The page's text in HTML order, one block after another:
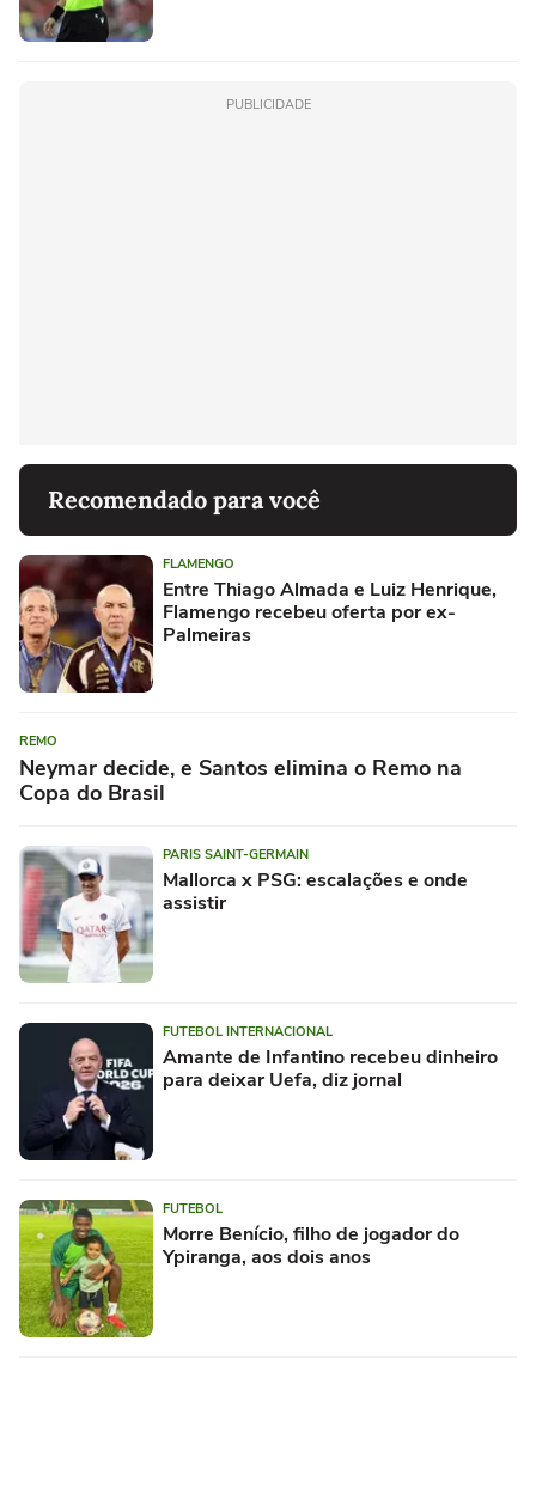
PUBLICIDADE
Recomendado para você
FLAMENGO
Entre Thiago Almada e Luiz Henrique,
Flamengo recebeu oferta por ex-
Palmeiras
REMO
Neymar decide, e Santos elimina o Remo na
Copa do Brasil
PARIS SAINT-GERMAIN
Mallorca x PSG: escalações e onde
assistir
FUTEBOL INTERNACIONAL
Amante de Infantino recebeu dinheiro
para deixar Uefa, diz jornal
FUTEBOL
Morre Benício, filho de jogador do
Ypiranga, aos dois anos